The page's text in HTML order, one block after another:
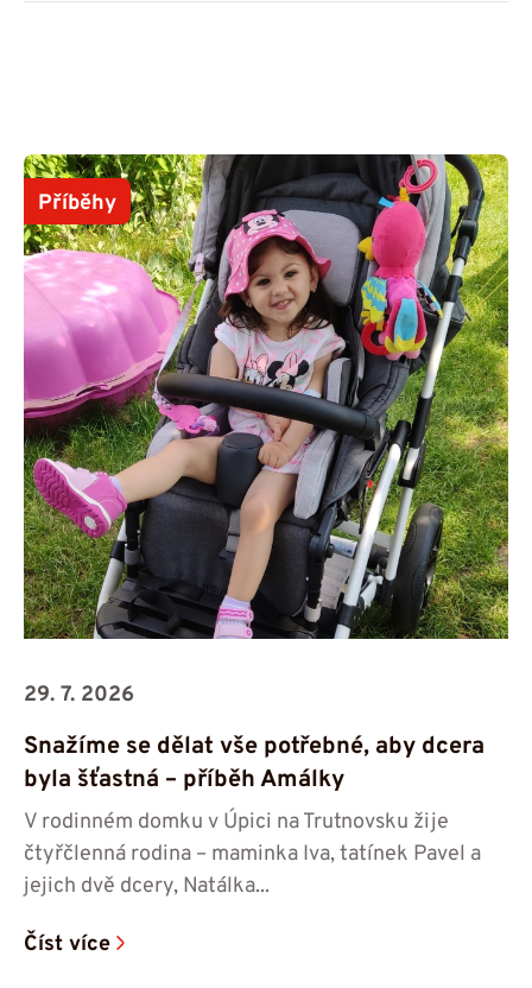
Příběhy
29. 7. 2026
Snažíme se dělat vše potřebné, aby dcera
byla šťastná – příběh Amálky
V rodinném domku v Úpici na Trutnovsku žije
čtyřčlenná rodina – maminka Iva, tatínek Pavel a
jejich dvě dcery, Natálka...
Číst více